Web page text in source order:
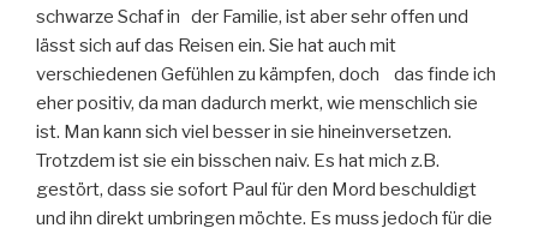
schwarze Schaf in der Familie, ist aber sehr offen und
lässt sich auf das Reisen ein. Sie hat auch mit
verschiedenen Gefühlen zu kämpfen, doch das finde ich
eher positiv, da man dadurch merkt, wie menschlich sie
ist. Man kann sich viel besser in sie hineinversetzen.
Trotzdem ist sie ein bisschen naiv. Es hat mich z.B.
gestört, dass sie sofort Paul für den Mord beschuldigt
und ihn direkt umbringen möchte. Es muss jedoch für die